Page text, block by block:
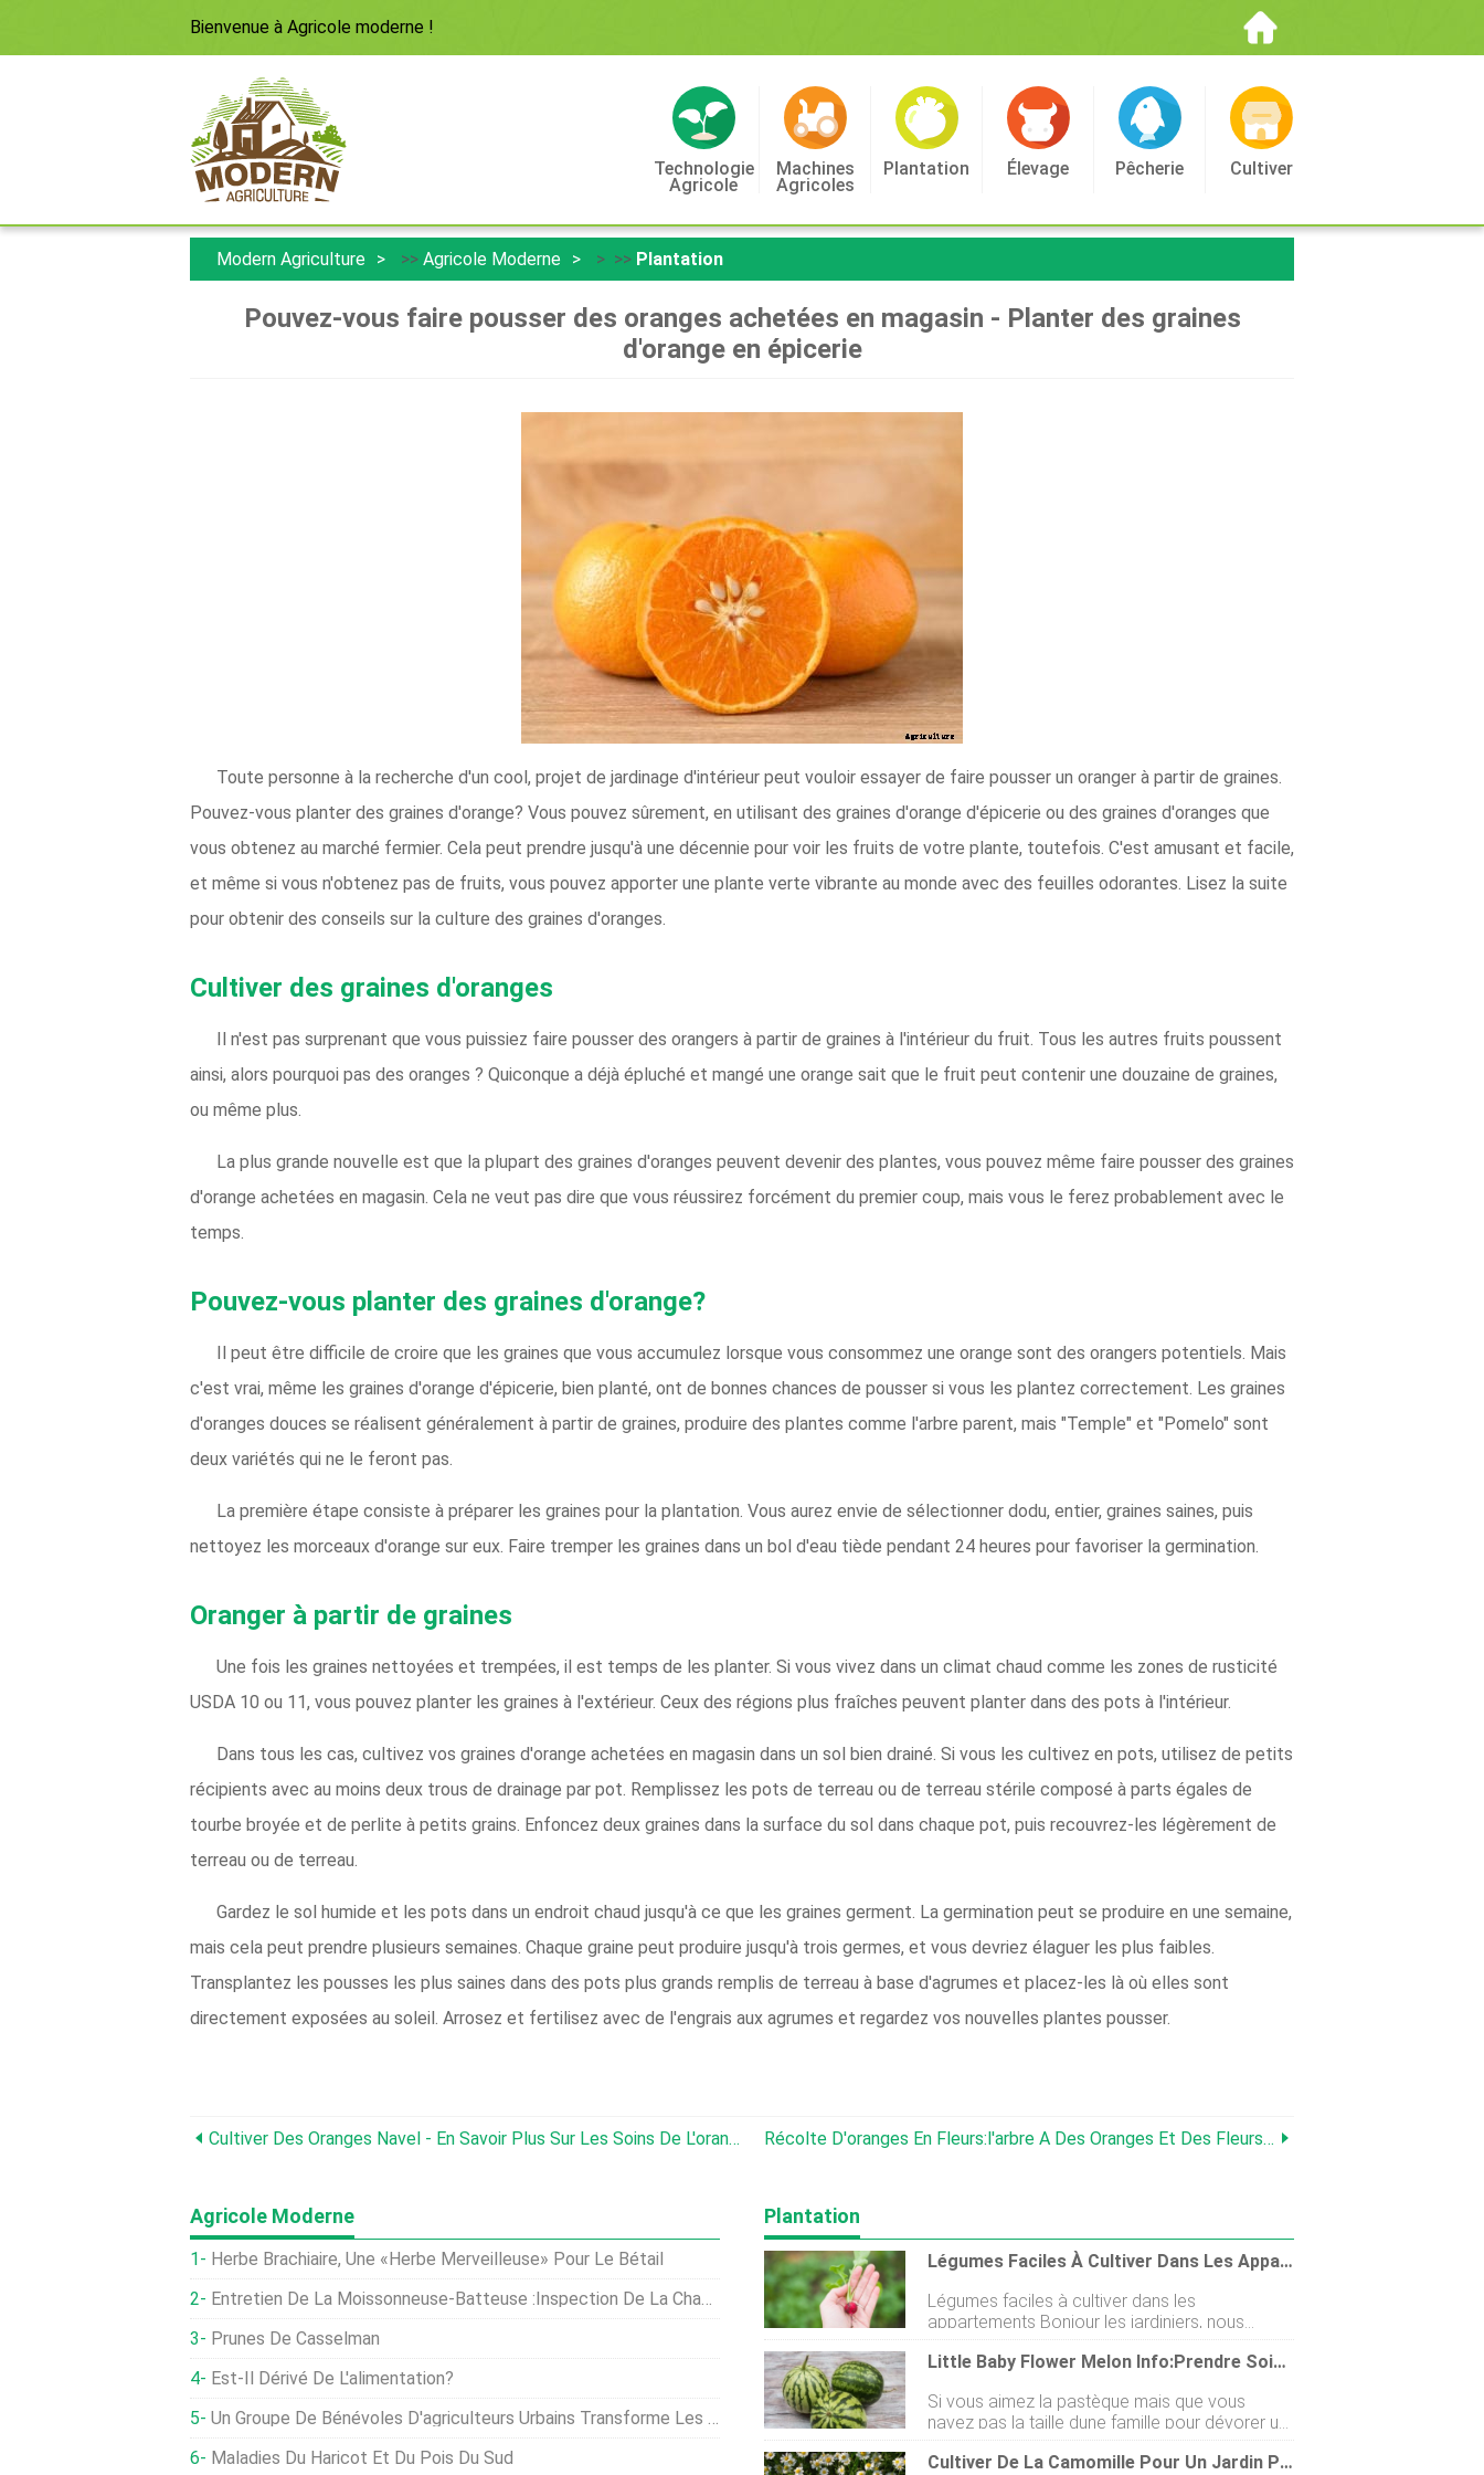
Bienvenue à Agricole moderne !
Technologie
Agricole
Machines
Agricoles
Plantation Élevage Pêcherie Cultiver
Modern Agriculture >> Agricole Moderne > >> Plantation
Pouvez-vous faire pousser des oranges achetées en magasin - Planter des graines
d'orange en épicerie
Toute personne à la recherche d'un cool, projet de jardinage d'intérieur peut vouloir essayer de faire pousser un oranger à partir de graines.
Pouvez-vous planter des graines d'orange? Vous pouvez sûrement, en utilisant des graines d'orange d'épicerie ou des graines d'oranges que
vous obtenez au marché fermier. Cela peut prendre jusqu'à une décennie pour voir les fruits de votre plante, toutefois. C'est amusant et facile,
et même si vous n'obtenez pas de fruits, vous pouvez apporter une plante verte vibrante au monde avec des feuilles odorantes. Lisez la suite
pour obtenir des conseils sur la culture des graines d'oranges.
Cultiver des graines d'oranges
Il n'est pas surprenant que vous puissiez faire pousser des orangers à partir de graines à l'intérieur du fruit. Tous les autres fruits poussent
ainsi, alors pourquoi pas des oranges ? Quiconque a déjà épluché et mangé une orange sait que le fruit peut contenir une douzaine de graines,
ou même plus.
La plus grande nouvelle est que la plupart des graines d'oranges peuvent devenir des plantes, vous pouvez même faire pousser des graines
d'orange achetées en magasin. Cela ne veut pas dire que vous réussirez forcément du premier coup, mais vous le ferez probablement avec le
temps.
Pouvez-vous planter des graines d'orange?
Il peut être difficile de croire que les graines que vous accumulez lorsque vous consommez une orange sont des orangers potentiels. Mais
c'est vrai, même les graines d'orange d'épicerie, bien planté, ont de bonnes chances de pousser si vous les plantez correctement. Les graines
d'oranges douces se réalisent généralement à partir de graines, produire des plantes comme l'arbre parent, mais "Temple" et "Pomelo" sont
deux variétés qui ne le feront pas.
La première étape consiste à préparer les graines pour la plantation. Vous aurez envie de sélectionner dodu, entier, graines saines, puis
nettoyez les morceaux d'orange sur eux. Faire tremper les graines dans un bol d'eau tiède pendant 24 heures pour favoriser la germination.
Oranger à partir de graines
Une fois les graines nettoyées et trempées, il est temps de les planter. Si vous vivez dans un climat chaud comme les zones de rusticité
USDA 10 ou 11, vous pouvez planter les graines à l'extérieur. Ceux des régions plus fraîches peuvent planter dans des pots à l'intérieur.
Dans tous les cas, cultivez vos graines d'orange achetées en magasin dans un sol bien drainé. Si vous les cultivez en pots, utilisez de petits
récipients avec au moins deux trous de drainage par pot. Remplissez les pots de terreau ou de terreau stérile composé à parts égales de
tourbe broyée et de perlite à petits grains. Enfoncez deux graines dans la surface du sol dans chaque pot, puis recouvrez-les légèrement de
terreau ou de terreau.
Gardez le sol humide et les pots dans un endroit chaud jusqu'à ce que les graines germent. La germination peut se produire en une semaine,
mais cela peut prendre plusieurs semaines. Chaque graine peut produire jusqu'à trois germes, et vous devriez élaguer les plus faibles.
Transplantez les pousses les plus saines dans des pots plus grands remplis de terreau à base d'agrumes et placez-les là où elles sont
directement exposées au soleil. Arrosez et fertilisez avec de l'engrais aux agrumes et regardez vos nouvelles plantes pousser.
Cultiver Des Oranges Navel - En Savoir Plus Sur Les Soins De L'orange Navel Récolte D'oranges En Fleurs:l'arbre A Des Oranges Et Des Fleurs En Même Temps
Agricole Moderne
Herbe Brachiaire, Une «herbe Merveilleuse» Pour Le Bétail
Entretien De La Moissonneuse-Batteuse :inspection De La Chaussure De Nettoyage
Prunes De Casselman
Est-Il Dérivé De L'alimentation?
Un Groupe De Bénévoles D'agriculteurs Urbains Transforme Les Pelouses De Floride En Nourriture
Maladies Du Haricot Et Du Pois Du Sud
Plantation
Légumes Faciles À Cultiver Dans Les Appartements
Légumes faciles à cultiver dans les
appartements Bonjour les jardiniers, nous
sommes de retour avec un nouveau sujet
aujourdhui et le sujet porte sur la culture de
voulez faire pousser des légumes dans
lappartement ? Eh bien, vous devez suivre cet
article complet pour savoir comment faire
pousser des légumes dans lappartement. Dans
Little Baby Flower Melon Info:Prendre Soin Des Pastèques Little Baby Flower
Si vous aimez la pastèque mais que vous
navez pas la taille dune famille pour dévorer un
énorme melon, vous allez adorer les pastèques
Little Baby Flower. Quest-ce quune pastèque Cultiver De La Camomille Pour Un Jardin Paisible